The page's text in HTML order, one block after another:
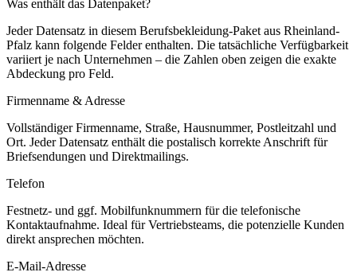
Was enthält das Datenpaket?
Jeder Datensatz in diesem Berufsbekleidung-Paket aus Rheinland-
Pfalz kann folgende Felder enthalten. Die tatsächliche Verfügbarkeit
variiert je nach Unternehmen – die Zahlen oben zeigen die exakte
Abdeckung pro Feld.
Firmenname & Adresse
Vollständiger Firmenname, Straße, Hausnummer, Postleitzahl und
Ort. Jeder Datensatz enthält die postalisch korrekte Anschrift für
Briefsendungen und Direktmailings.
Telefon
Festnetz- und ggf. Mobilfunknummern für die telefonische
Kontaktaufnahme. Ideal für Vertriebsteams, die potenzielle Kunden
direkt ansprechen möchten.
E-Mail-Adresse